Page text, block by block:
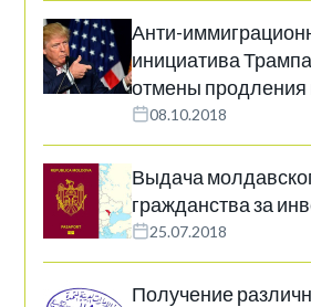
Анти-
инициатива
отмены продления
08.10.2018
Выдача
гражданства за
25.07.2018
Получение